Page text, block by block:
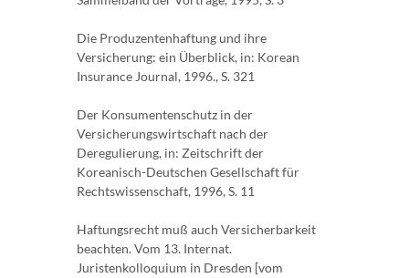
Die Produzentenhaftung und ihre
Versicherung: ein Überblick, in: Korean
Insurance Journal, 1996., S. 321
Der Konsumentenschutz in der
Versicherungswirtschaft nach der
Deregulierung, in: Zeitschrift der
Koreanisch-Deutschen Gesellschaft für
Rechtswissenschaft, 1996, S. 11
Haftungsrecht muß auch Versicherbarkeit
beachten. Vom 13. Internat.
Juristenkolloquium in Dresden [vom